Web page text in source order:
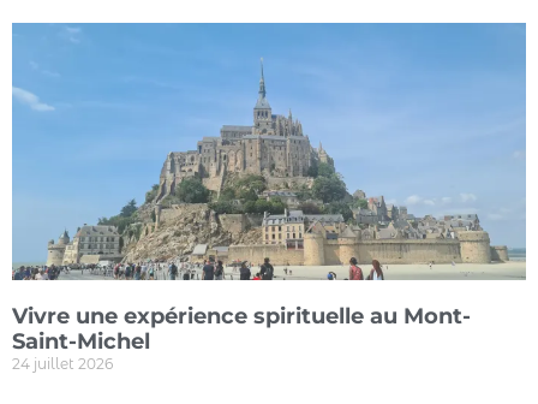
Vivre une expérience spirituelle au Mont-
Saint-Michel
24 juillet 2026